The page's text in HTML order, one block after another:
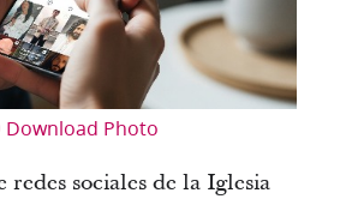
Download Photo
redes sociales de la Iglesia